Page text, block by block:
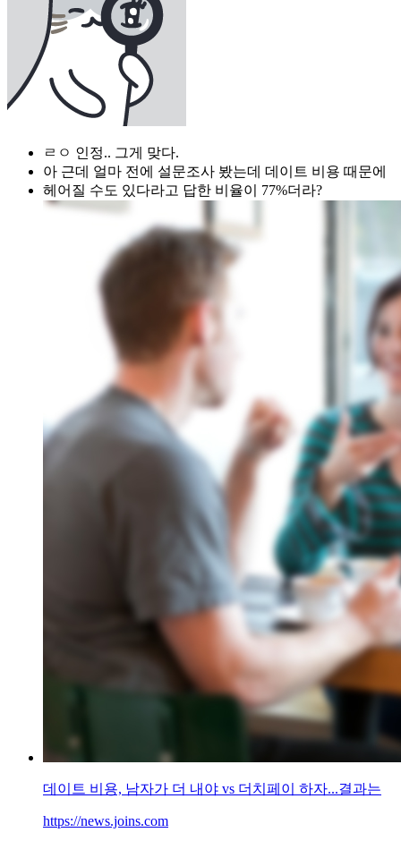
ㄹㅇ 인정.. 그게 맞다.
아 근데 얼마 전에 설문조사 봤는데 데이트 비용 때문에
헤어질 수도 있다라고 답한 비율이 77%더라?
데이트 비용, 남자가 더 내야 vs 더치페이 하자...결과는
https://news.joins.com